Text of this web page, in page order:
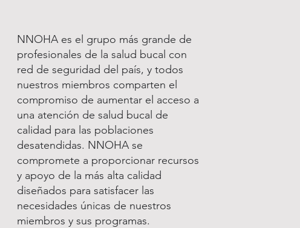
NNOHA es el grupo más grande de
profesionales de la salud bucal con
red de seguridad del país, y todos
nuestros miembros comparten el
compromiso de aumentar el acceso a
una atención de salud bucal de
calidad para las poblaciones
desatendidas. NNOHA se
compromete a proporcionar recursos
y apoyo de la más alta calidad
diseñados para satisfacer las
necesidades únicas de nuestros
miembros y sus programas.